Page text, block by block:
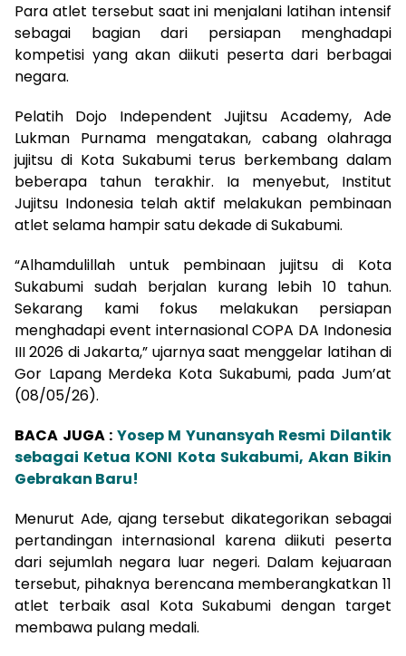
Para atlet tersebut saat ini menjalani latihan intensif
sebagai bagian dari persiapan menghadapi
kompetisi yang akan diikuti peserta dari berbagai
negara.
Pelatih Dojo Independent Jujitsu Academy, Ade
Lukman Purnamamengatakan, cabang olahraga
jujitsu di Kota Sukabumi terus berkembang dalam
beberapa tahun terakhir. Ia menyebut, Institut
Jujitsu Indonesia telah aktif melakukan pembinaan
atlet selama hampir satu dekade di Sukabumi.
“Alhamdulillah untuk pembinaan jujitsu di Kota
Sukabumi sudah berjalan kurang lebih 10 tahun.
Sekarang kami fokus melakukan persiapan
menghadapi event internasional COPA DA Indonesia
III 2026 di Jakarta,” ujarnya saat menggelar latihan di
Gor Lapang Merdeka Kota Sukabumi, pada Jum’at
(08/05/26).
BACA JUGA : Yosep M Yunansyah Resmi Dilantik
sebagai Ketua KONI Kota Sukabumi, Akan Bikin
Gebrakan Baru!
Menurut Ade, ajang tersebut dikategorikan sebagai
pertandingan internasional karena diikuti peserta
dari sejumlah negara luar negeri. Dalam kejuaraan
tersebut, pihaknya berencana memberangkatkan 11
atlet terbaik asal Kota Sukabumi dengan target
membawa pulang medali.